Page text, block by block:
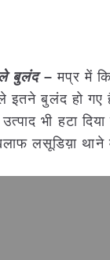
बुलंद– मप्र में
बुलंद हो गए हैं
भी हटा
लसूडिय़ा